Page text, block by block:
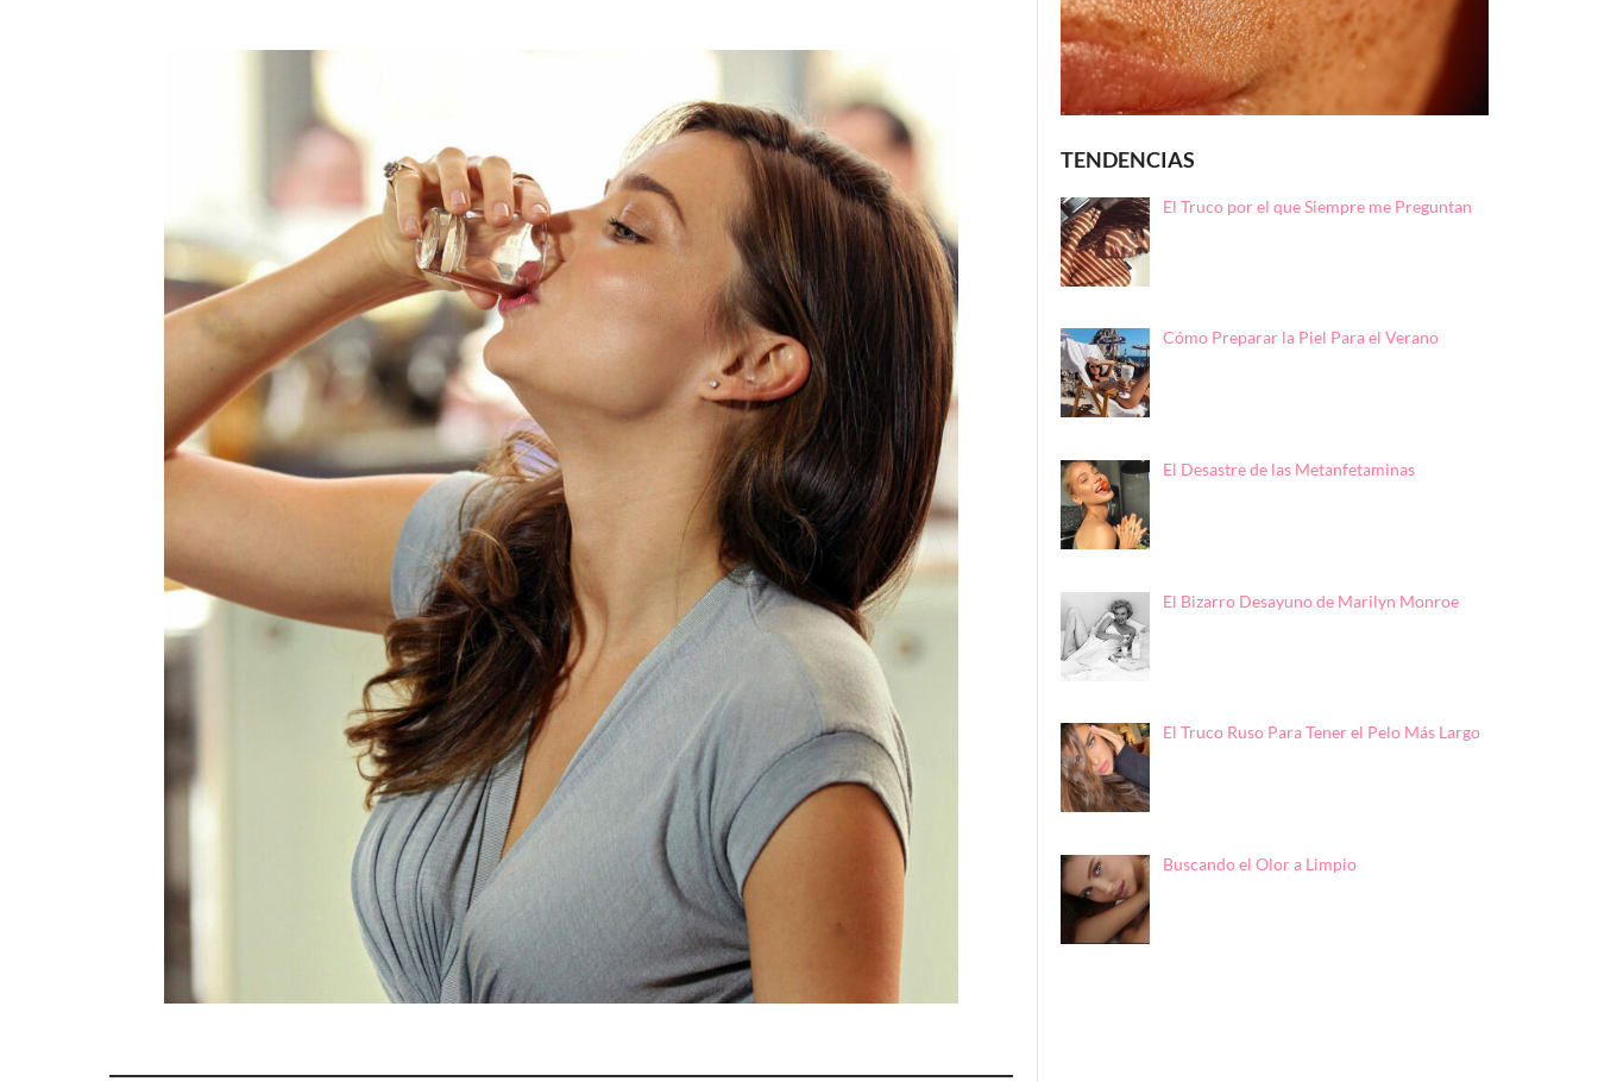
TENDENCIAS
El Truco por el que Siempre me Preguntan
Cómo Preparar la Piel Para el Verano
El Desastre de las Metanfetaminas
El Bizarro Desayuno de Marilyn Monroe
El Truco Ruso Para Tener el Pelo Más Largo
Buscando el Olor a Limpio